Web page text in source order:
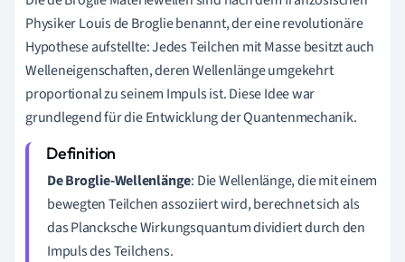
Physiker Louis de Broglie benannt, der eine revolutionäre
Hypothese aufstellte: Jedes Teilchen mit Masse besitzt auch
Welleneigenschaften, deren Wellenlänge umgekehrt
proportional zu seinem Impuls ist. Diese Idee war
grundlegend für die Entwicklung der Quantenmechanik.
De Broglie-Wellenlänge: Die Wellenlänge, die mit einem
bewegten Teilchen assoziiert wird, berechnet sich als
das Plancksche Wirkungsquantum dividiert durch den
Impuls des Teilchens.